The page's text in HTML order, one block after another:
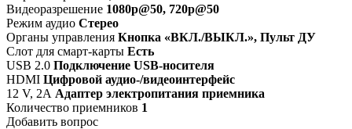
Видеоразрешение 1080p@50, 720p@50
Режим аудио Стерео
Органы управления Кнопка «ВКЛ./ВЫКЛ.», Пульт ДУ
Слот для смарт-карты Есть
USB 2.0 Подключение USB-носителя
HDMI Цифровой аудио-/видеоинтерфейс
12 V, 2А Адаптер электропитания приемника
Количество приемников 1
Добавить вопрос